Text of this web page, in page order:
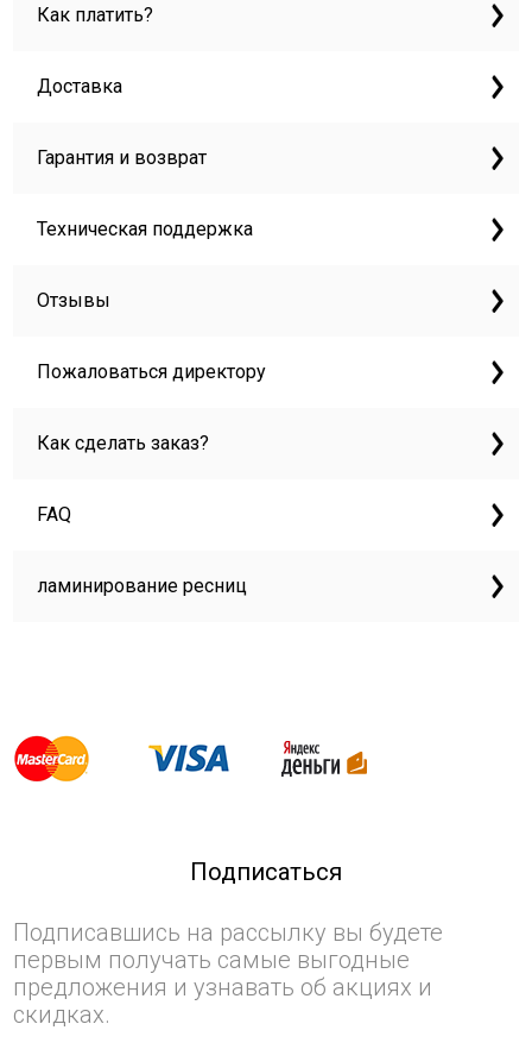
Как платить?
Доставка
Гарантия и возврат
Техническая поддержка
Отзывы
Пожаловаться директору
Как сделать заказ?
FAQ
ламинирование ресниц
Подписаться
Подписавшись на рассылку вы будете
первым получать самые выгодные
предложения и узнавать об акциях и
скидках.